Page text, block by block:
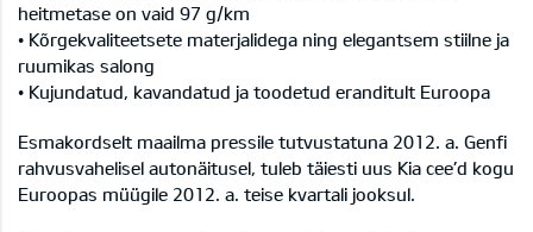
heitmetase on vaid 97 g/km
• Kõrgekvaliteetsete materjalidega ning elegantsem stiilne ja
ruumikas salong
• Kujundatud, kavandatud ja toodetud eranditult Euroopa
Esmakordselt maailma pressile tutvustatuna 2012. a. Genfi
rahvusvahelisel autonäitusel, tuleb täiesti uus Kia cee’d kogu
Euroopas müügile 2012. a. teise kvartali jooksul.